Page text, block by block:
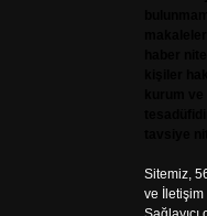
Sitemiz,
ve İletişim